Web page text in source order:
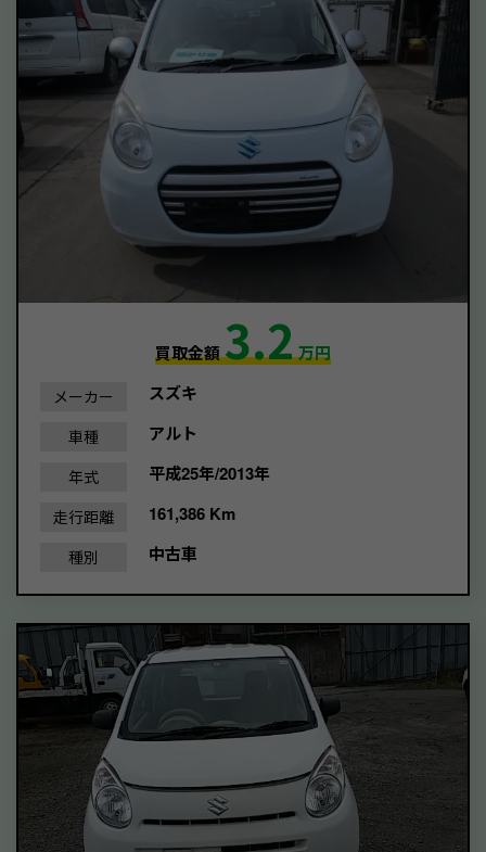
買取金額3.2万円
メーカー スズキ
車種 アルト
年式 平成25年/2013年
走行距離 161,386 Km
種別 中古車